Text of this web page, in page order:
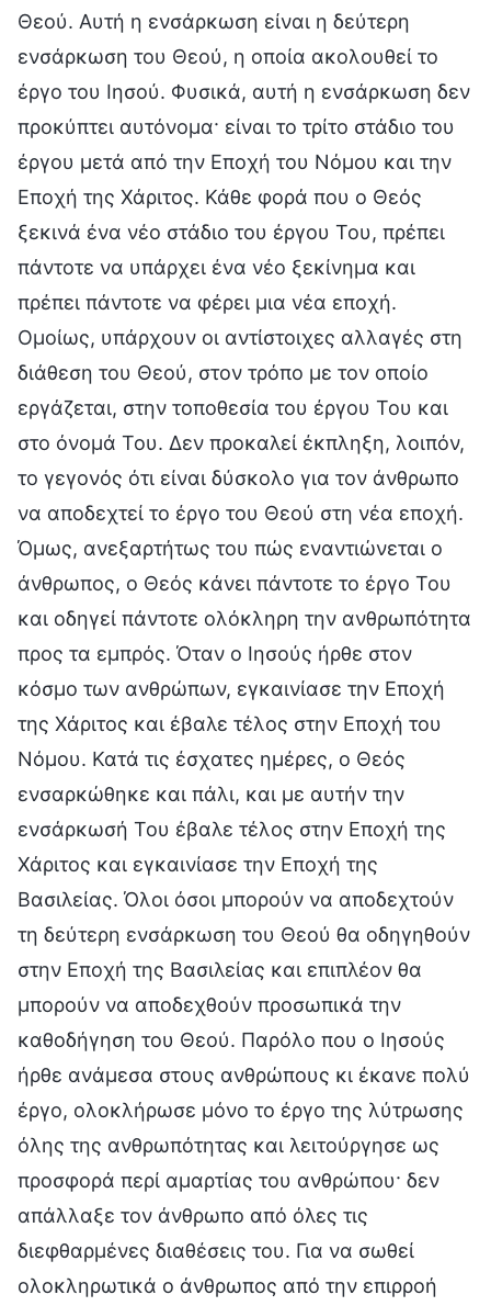
Θεού. Αυτή η ενσάρκωση είναι η δεύτερη
ενσάρκωση του Θεού, η οποία ακολουθεί το
έργο του Ιησού. Φυσικά, αυτή η ενσάρκωση δεν
προκύπτει αυτόνομα· είναι το τρίτο στάδιο του
έργου μετά από την Εποχή του Νόμου και την
Εποχή της Χάριτος. Κάθε φορά που ο Θεός
ξεκινά ένα νέο στάδιο του έργου Του, πρέπει
πάντοτε να υπάρχει ένα νέο ξεκίνημα και
πρέπει πάντοτε να φέρει μια νέα εποχή.
Ομοίως, υπάρχουν οι αντίστοιχες αλλαγές στη
διάθεση του Θεού, στον τρόπο με τον οποίο
εργάζεται, στην τοποθεσία του έργου Του και
στο όνομά Του. Δεν προκαλεί έκπληξη, λοιπόν,
το γεγονός ότι είναι δύσκολο για τον άνθρωπο
να αποδεχτεί το έργο του Θεού στη νέα εποχή.
Όμως, ανεξαρτήτως του πώς εναντιώνεται ο
άνθρωπος, ο Θεός κάνει πάντοτε το έργο Του
και οδηγεί πάντοτε ολόκληρη την ανθρωπότητα
προς τα εμπρός. Όταν ο Ιησούς ήρθε στον
κόσμο των ανθρώπων, εγκαινίασε την Εποχή
της Χάριτος και έβαλε τέλος στην Εποχή του
Νόμου. Κατά τις έσχατες ημέρες, ο Θεός
ενσαρκώθηκε και πάλι, και με αυτήν την
ενσάρκωσή Του έβαλε τέλος στην Εποχή της
Χάριτος και εγκαινίασε την Εποχή της
Βασιλείας. Όλοι όσοι μπορούν να αποδεχτούν
τη δεύτερη ενσάρκωση του Θεού θα οδηγηθούν
στην Εποχή της Βασιλείας και επιπλέον θα
μπορούν να αποδεχθούν προσωπικά την
καθοδήγηση του Θεού. Παρόλο που ο Ιησούς
ήρθε ανάμεσα στους ανθρώπους κι έκανε πολύ
έργο, ολοκλήρωσε μόνο το έργο της λύτρωσης
όλης της ανθρωπότητας και λειτούργησε ως
προσφορά περί αμαρτίας του ανθρώπου· δεν
απάλλαξε τον άνθρωπο από όλες τις
διεφθαρμένες διαθέσεις του. Για να σωθεί
ολοκληρωτικά ο άνθρωπος από την επιρροή